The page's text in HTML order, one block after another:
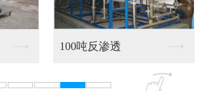
不锈钢反渗透设备